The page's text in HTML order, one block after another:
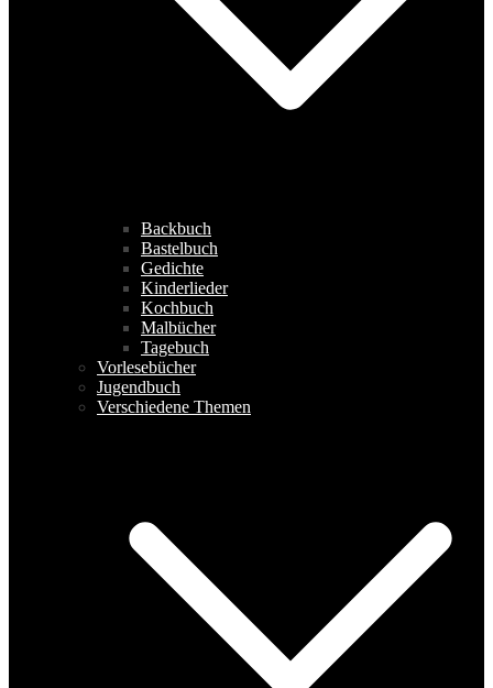
Backbuch
Bastelbuch
Gedichte
Kinderlieder
Kochbuch
Malbücher
Tagebuch
Vorlesebücher
Jugendbuch
Verschiedene Themen